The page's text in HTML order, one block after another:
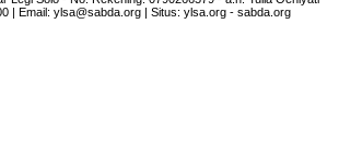
| Email:ylsa@sabda.org | Situs:ylsa.org -sabda.org